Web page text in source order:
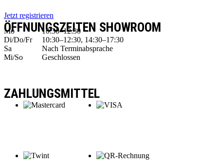
Jetzt registrieren
ÖFFNUNGSZEITEN SHOWROOM
Mo
10:30–12:30
Di/Do/Fr
10:30–12:30, 14:30–17:30
Sa
Nach Terminabsprache
Mi/So
Geschlossen
ZAHLUNGSMITTEL